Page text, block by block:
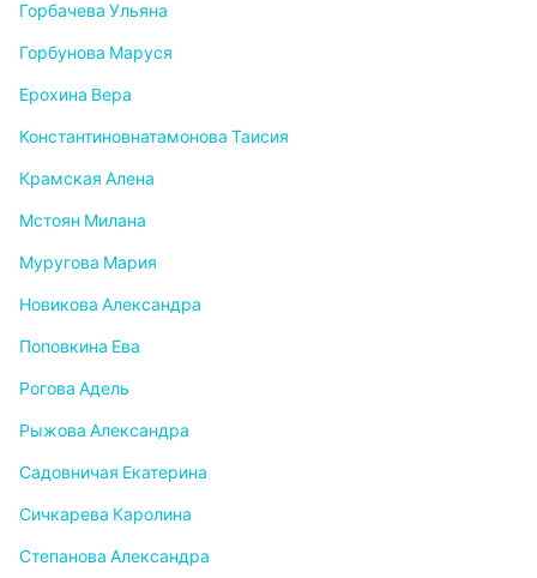
Горбачева Ульяна
Горбунова Маруся
Ерохина Вера
Константиновнатамонова Таисия
Крамская Алена
Мстоян Милана
Муругова Мария
Новикова Александра
Поповкина Ева
Рогова Адель
Рыжова Александра
Садовничая Екатерина
Сичкарева Каролина
Степанова Александра